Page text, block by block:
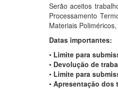
Serão aceitos
Processamento
Materiais
Datas importantes:
• Limite para
• Devolução de
• Limite para
• Apresentação dos